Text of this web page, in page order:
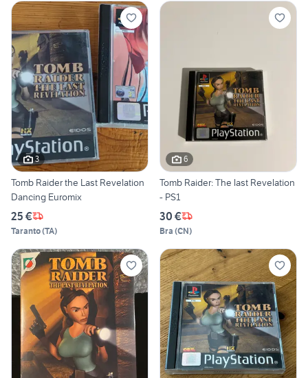
3
Tomb Raider the Last Revelation
Dancing Euromix
25 €
Taranto(TA)
6
Tomb Raider: The last Revelation
- PS1
30 €
Bra (CN)